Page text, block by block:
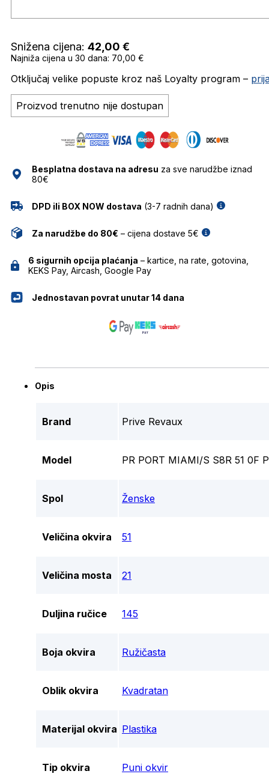
Snižena cijena: 42,00 €
Najniža cijena u 30 dana: 70,00 €
Otključaj velike popuste kroz naš Loyalty program –
Proizvod trenutno nije dostupan
Besplatna dostava na adresu za sve narudžbe iznad
80€
DPD ili BOX NOW dostava (3-7 radnih dana)
Za narudžbe do 80€ – cijena dostave 5€
6 sigurnih opcija plaćanja – kartice, na rate, gotovina,
KEKS Pay, Aircash, Google Pay
Jednostavan povrat unutar 14 dana
Opis
Brand Prive Revaux
Model PR PORT MIAMI/S S8R 51 0F
Spol Ženske
Veličina okvira 51
Veličina mosta 21
Duljina ručice 145
Boja okvira Ružičasta
Oblik okvira Kvadratan
Materijal okvira Plastika
Tip okvira Puni okvir